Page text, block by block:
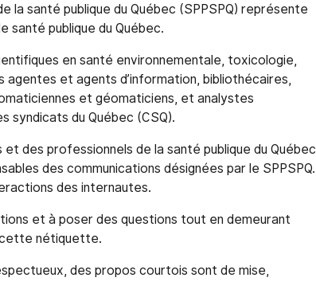
santé publique du Québec (SPPSPQ) représente
santé publique du Québec.
en santé environnementale, toxicologie,
et agents d’information, bibliothécaires,
et géomaticiens, et analystes
du Québec (CSQ).
des professionnels de la santé publique du Québec
des communications désignées par le SPPSPQ.
des internautes.
et à poser des questions tout en demeurant
cette nétiquette.
des propos courtois sont de mise,